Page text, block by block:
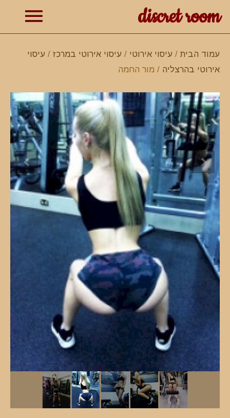
discret room
עמוד הבית / עיסוי אירוטי / עיסוי אירוטי במרכז / עיסוי
אירוטי בהרצליה / מור החמה